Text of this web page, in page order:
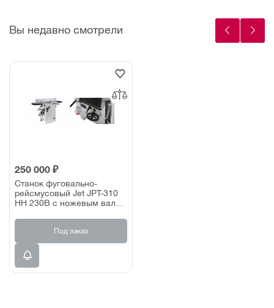
Вы недавно смотрели
250 000 ₽
Станок фуговально-
рейсмусовый Jet JPT-310
HH 230В с ножевым валом
Под заказ